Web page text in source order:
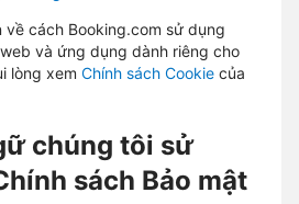
cách Booking.com sử dụng
và ứng dụng dành riêng cho
lòng xem Chính sách Cookie của
chúng tôi sử
sách Bảo mật